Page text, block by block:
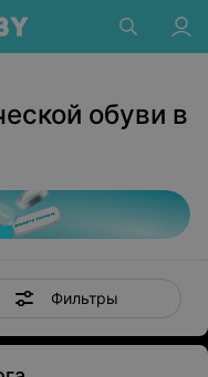
обуви в
Фильтры